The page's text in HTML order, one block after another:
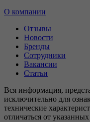
О компании
Отзывы
Новости
Бренды
Сотрудники
Вакансии
Статьи
Вся информация,
исключительно для
технические
отличаться от